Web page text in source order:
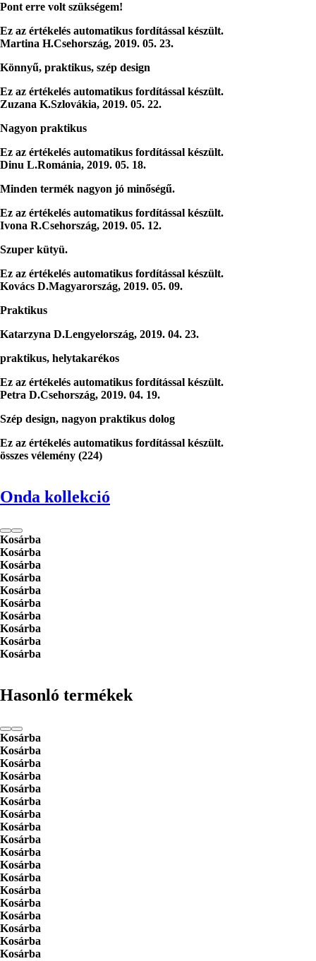
Pont erre volt szükségem!
Ez az értékelés automatikus fordítással készült.
Martina H.Csehország, 2019. 05. 23.
Könnyű, praktikus, szép design
Ez az értékelés automatikus fordítással készült.
Zuzana K.Szlovákia, 2019. 05. 22.
Nagyon praktikus
Ez az értékelés automatikus fordítással készült.
Dinu L.Románia, 2019. 05. 18.
Minden termék nagyon jó minőségű.
Ez az értékelés automatikus fordítással készült.
Ivona R.Csehország, 2019. 05. 12.
Szuper kütyü.
Ez az értékelés automatikus fordítással készült.
Kovács D.Magyarország, 2019. 05. 09.
Praktikus
Katarzyna D.Lengyelország, 2019. 04. 23.
praktikus, helytakarékos
Ez az értékelés automatikus fordítással készült.
Petra D.Csehország, 2019. 04. 19.
Szép design, nagyon praktikus dolog
Ez az értékelés automatikus fordítással készült.
összes vélemény (224)
Onda kollekció
Kosárba
Kosárba
Kosárba
Kosárba
Kosárba
Kosárba
Kosárba
Kosárba
Kosárba
Kosárba
Hasonló termékek
Kosárba
Kosárba
Kosárba
Kosárba
Kosárba
Kosárba
Kosárba
Kosárba
Kosárba
Kosárba
Kosárba
Kosárba
Kosárba
Kosárba
Kosárba
Kosárba
Kosárba
Kosárba